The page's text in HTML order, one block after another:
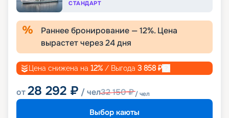
СТАНДАРТ
Раннее бронирование —12%. Цена
вырастет через24дня
Цена снижена на 12% / Выгода 3 858₽
от28 292 ₽ / чел32 150₽/ чел
Выбор каюты